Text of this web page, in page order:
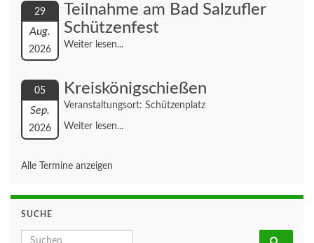
29
Aug.
2026
Teilnahme am Bad Salzufler
Schützenfest
Weiter lesen...
05
Sep.
2026
Kreiskönigschießen
Veranstaltungsort: Schützenplatz
Weiter lesen...
Alle Termine anzeigen
SUCHE
Search for: